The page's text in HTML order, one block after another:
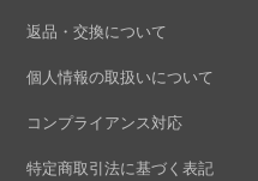
返品・交換について
個人情報の取扱いについて
コンプライアンス対応
特定商取引法に基づく表記